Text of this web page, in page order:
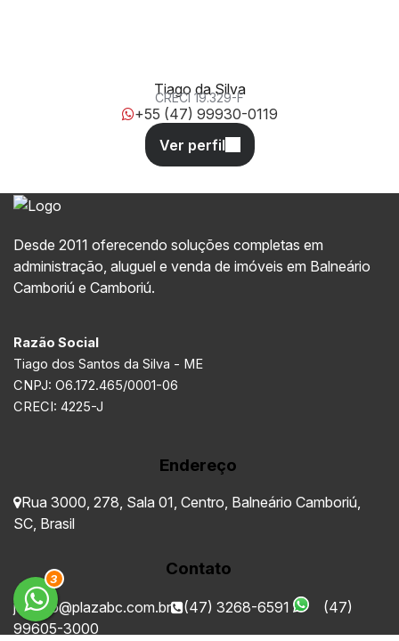
3
Tiago da Silva
CRECI 19.329-F
+55 (47) 99930-0119
Desde 2011 oferecendo soluções completas em
administração, aluguel e venda de imóveis em Balneário
Camboriú e Camboriú.
Razão Social
Tiago dos Santos da Silva - ME
CNPJ: O6.172.465/0001-06
CRECI: 4225-J
Endereço
Rua 3000 278 Sala 01 Centro Balneário Camboriú
SC Brasil
Contato
juridico@plazabc.com.br (47) 3268-6591
(47)
99605-3000